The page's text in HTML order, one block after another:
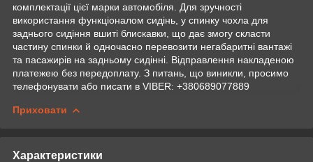
комплектації цієї марки автомобіля. Для зручності
використання функціоналом сидінь, у спинку чохла для
заднього сидіння вшиті блискавки, що дає змогу скласти
частину спинки й одночасно перевозити негабаритні вантажі
та пасажирів на задньому сидінні. Відправлення накладеною
платежею без передоплату. З питань, що виникли, просимо
телефонувати або писати в VIBER: +380689077889
Приховати
Характеристики